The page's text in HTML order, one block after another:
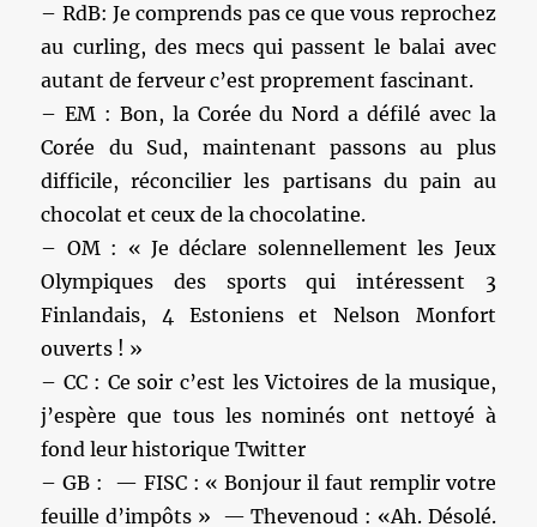
– RdB: Je comprends pas ce que vous reprochez
au curling, des mecs qui passent le balai avec
autant de ferveur c’est proprement fascinant.
– EM : Bon, la Corée du Nord a défilé avec la
Corée du Sud, maintenant passons au plus
difficile, réconcilier les partisans du pain au
chocolat et ceux de la chocolatine.
– OM : « Je déclare solennellement les Jeux
Olympiques des sports qui intéressent 3
Finlandais, 4 Estoniens et Nelson Monfort
ouverts ! »
– CC : Ce soir c’est les Victoires de la musique,
j’espère que tous les nominés ont nettoyé à
fond leur historique Twitter
– GB : — FISC : « Bonjour il faut remplir votre
feuille d’impôts » — Thevenoud : «Ah. Désolé.